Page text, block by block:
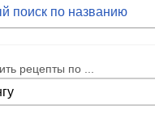
рецепты по ...